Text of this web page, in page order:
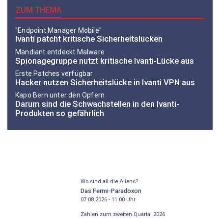
ZUM THEMA
"Endpoint Manager Mobile"
Ivanti patcht kritische Sicherheitslücken
Mandiant entdeckt Malware
Spionagegruppe nutzt kritische Ivanti-Lücke aus
Erste Patches verfügbar
Hacker nutzen Sicherheitslücke in Ivanti VPN aus
Kapo Bern unter den Opfern
Darum sind die Schwachstellen in den Ivanti-
Produkten so gefährlich
Wo sind all die Aliens?
Das Fermi-Paradoxon
07.08.2026 - 11:00Uhr
Zahlen zum zweiten Quartal 2026